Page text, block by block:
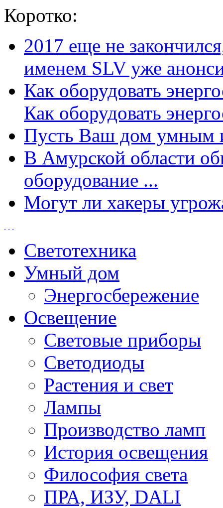
Коротко:
2017 еще не
именем SLV уже
Как оборудовать
Как оборудовать
Пусть Ваш дом умным
В Амурской области
оборудование ...
Могут ли хакеры
Светотехника
Умный дом
Энергосбережение
Освещение
Световые приборы
Светодиоды
Растения и свет
Лампы
Производство ламп
История освещения
Философия света
ПРА, ИЗУ, DALI